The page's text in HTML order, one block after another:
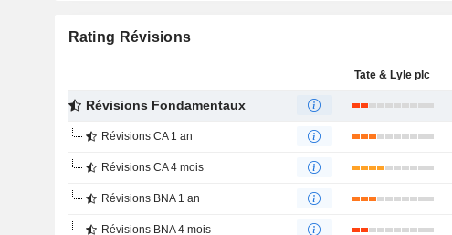
Rating Révisions
Tate & Lyle plc
Révisions Fondamentaux
Révisions CA 1 an
Révisions CA 4 mois
Révisions BNA 1 an
Révisions BNA 4 mois